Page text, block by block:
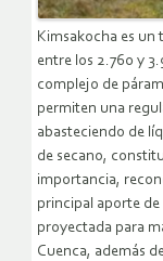
Kimsakocha es
entre los 2.760 y
complejo de
permiten una
abasteciendo de
de secano,
importancia,
principal aporte de
proyectada para
Cuenca, además